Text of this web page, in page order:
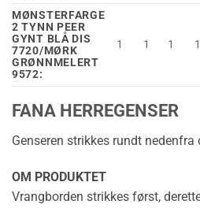
MØNSTERFARGE
2 TYNN PEER
GYNT BLÅ DIS
7720/MØRK
GRØNNMELERT
9572:
1 1 1 1
FANA HERREGENSER
Genseren strikkes rundt nedenfra
OM PRODUKTET
Vrangborden strikkes først,